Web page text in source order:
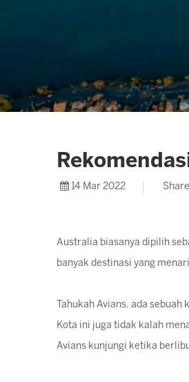
14 Mar 2022
Australia biasanya dipilih
banyak destinasi yang
Tahukah Avians, ada
Kota ini juga tidak kalah
Avians kunjungi ketika